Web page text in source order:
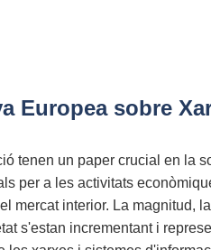
Europea sobre
tenen un paper crucial en la
per a les activitats
mercat interior. La magnitud,
s'estan incrementant i